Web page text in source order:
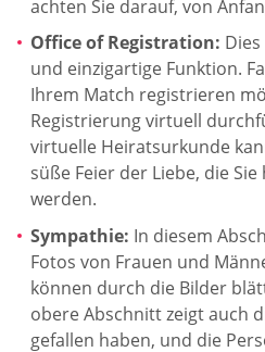
achten Sie darauf, von
Office of Registration:
und einzigartige Funktion.
Ihrem Match registrieren
Registrierung virtuell
virtuelle Heiratsurkunde
süße Feier der Liebe, die
werden.
Sympathie: In diesem
Fotos von Frauen und
können durch die Bilder
obere Abschnitt zeigt auch
gefallen haben, und die